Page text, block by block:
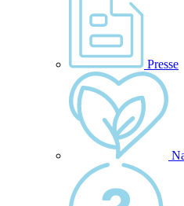
Presse